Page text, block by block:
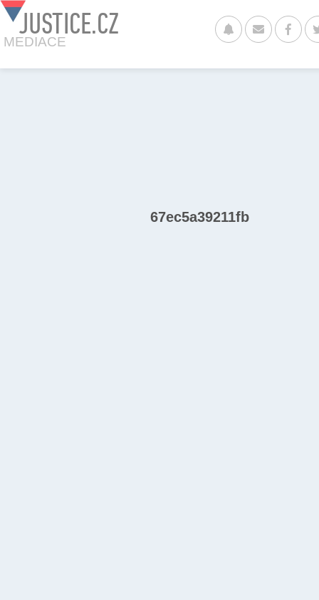
JUSTICE.CZ
MEDIACE
67ec5a39211fb